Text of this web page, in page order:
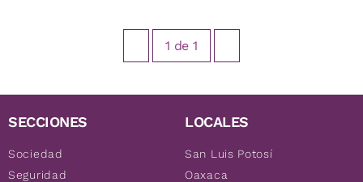
1 de 1
SECCIONES
Sociedad
Seguridad
LOCALES
San Luis Potosí
Oaxaca